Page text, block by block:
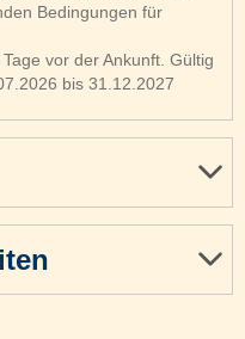
Bedingungen für
vor der Ankunft. Gültig
bis 31.12.2027